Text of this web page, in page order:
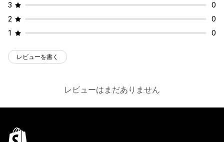
3
0
2
0
1
0
レビューを書く
レビューはまだありません